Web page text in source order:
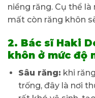
niềng răng. Cụ thể
mất còn răng khôn
2. Bác sĩ Haki
khôn ở mức độ
Sâu răng: khi
trống, đây là nơi